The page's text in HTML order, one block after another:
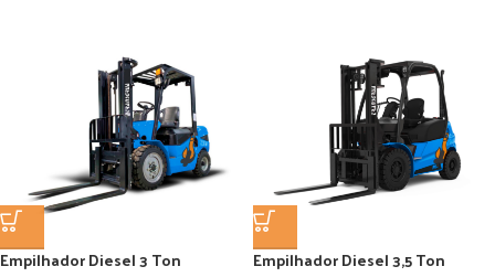
Empilhador Diesel 3 Ton Empilhador Diesel 3,5 Ton